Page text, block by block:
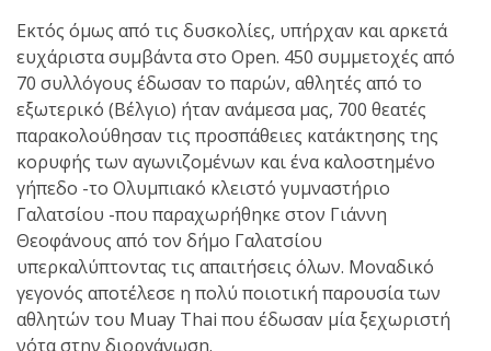
Εκτός όμως από τις δυσκολίες, υπήρχαν και αρκετά
ευχάριστα συμβάντα στο Open. 450 συμμετοχές από
70 συλλόγους έδωσαν το παρών, αθλητές από το
εξωτερικό (Βέλγιο) ήταν ανάμεσα μας, 700 θεατές
παρακολούθησαν τις προσπάθειες κατάκτησης της
κορυφής των αγωνιζομένων και ένα καλοστημένο
γήπεδο -το Ολυμπιακό κλειστό γυμναστήριο
Γαλατσίου -που παραχωρήθηκε στον Γιάννη
Θεοφάνους από τον δήμο Γαλατσίου
υπερκαλύπτοντας τις απαιτήσεις όλων. Μοναδικό
γεγονός αποτέλεσε η πολύ ποιοτική παρουσία των
αθλητών του Muay Thai που έδωσαν μία ξεχωριστή
νότα στην διοργάνωση.